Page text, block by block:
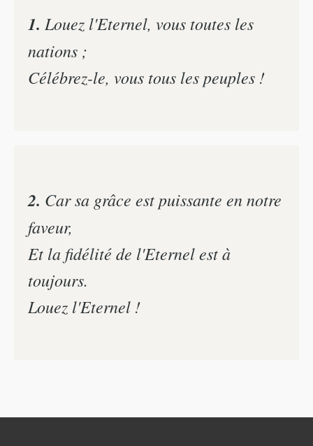
1. Louez l'Eternel, vous toutes les
nations ;
Célébrez-le, vous tous les peuples !
2. Car sa grâce est puissante en notre
faveur,
Et la fidélité de l'Eternel est à
toujours.
Louez l'Eternel !